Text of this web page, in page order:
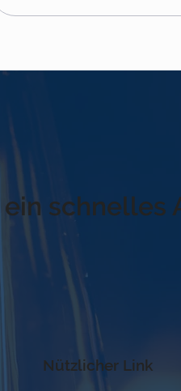
Nützlicher Link
schnelles